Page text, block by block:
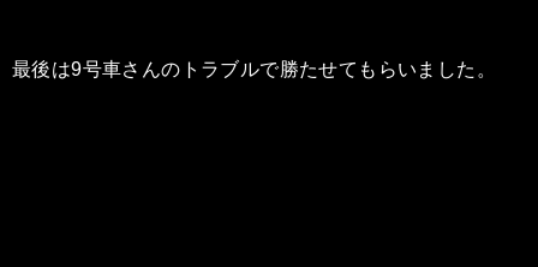
最後は9号車さんのトラブルで勝たせてもらいました。